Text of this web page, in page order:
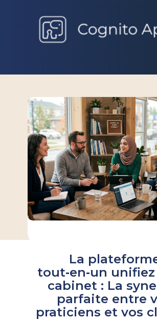
La
tout‑en‑un
cabinet : La
parfaite entre
praticiens et vos